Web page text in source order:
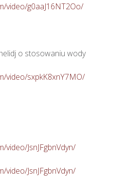
video/g0aaJ16NT2Oo/
o stosowaniu wody
video/sxpkK8xnY7MO/
JsnJFgbnVdyn/
JsnJFgbnVdyn/